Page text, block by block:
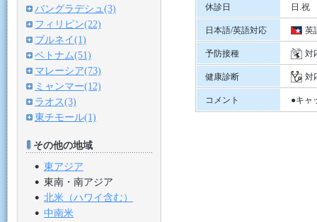
休診日 日.祝
日本語/英語対応 英
予防接種 対
健康診断 対
コメント ●キャ
バングラデシュ(3)
フィリピン(22)
ブルネイ(1)
ベトナム(51)
マレーシア(73)
ミャンマー(12)
ラオス(3)
東チモール(1)
その他の地域
東アジア
東南・南アジア
北米（ハワイ含む）
中南米